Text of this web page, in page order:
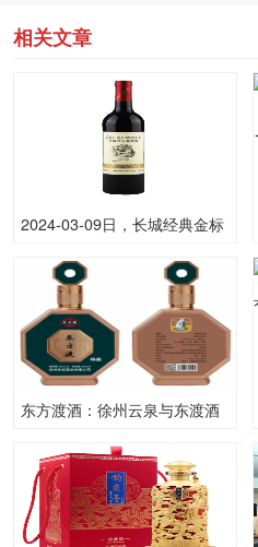
相关文章
2024-03-09日，长城经典金标
是多少呢？
东方渡酒：徐州云泉与东渡酒